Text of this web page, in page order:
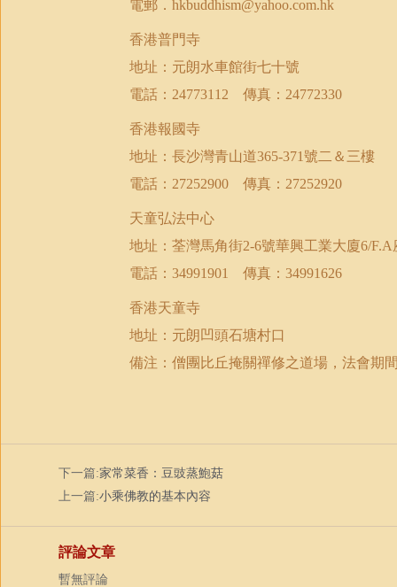
電郵． hkbuddhism@yahoo.com.hk
香港普門寺
地址：元朗水車館街七十號
電話： 24773112 傳真： 24772330
香港報國寺
地址：長沙灣青山道365-371號二＆三樓
電話： 27252900 傳真： 27252920
天童弘法中心
地址：荃灣馬角街2-6號華興工業大廈6/F.A
電話： 34991901 傳真： 34991626
香港天童寺
地址：元朗凹頭石塘村口
備注：僧團比丘掩關禪修之道場，法會期
下一篇:家常菜香：豆豉蒸鮑菇
上一篇:小乘佛教的基本內容
評論文章
暫無評論